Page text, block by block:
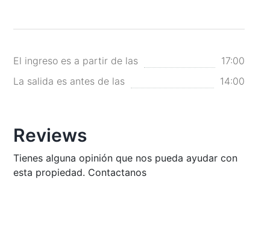
El ingreso es a partir de las
17:00
La salida es antes de las
14:00
Reviews
Tienes alguna opinión que nos pueda ayudar con
esta propiedad. Contactanos